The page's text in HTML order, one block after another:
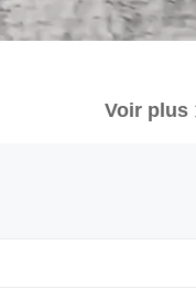
Voir plus